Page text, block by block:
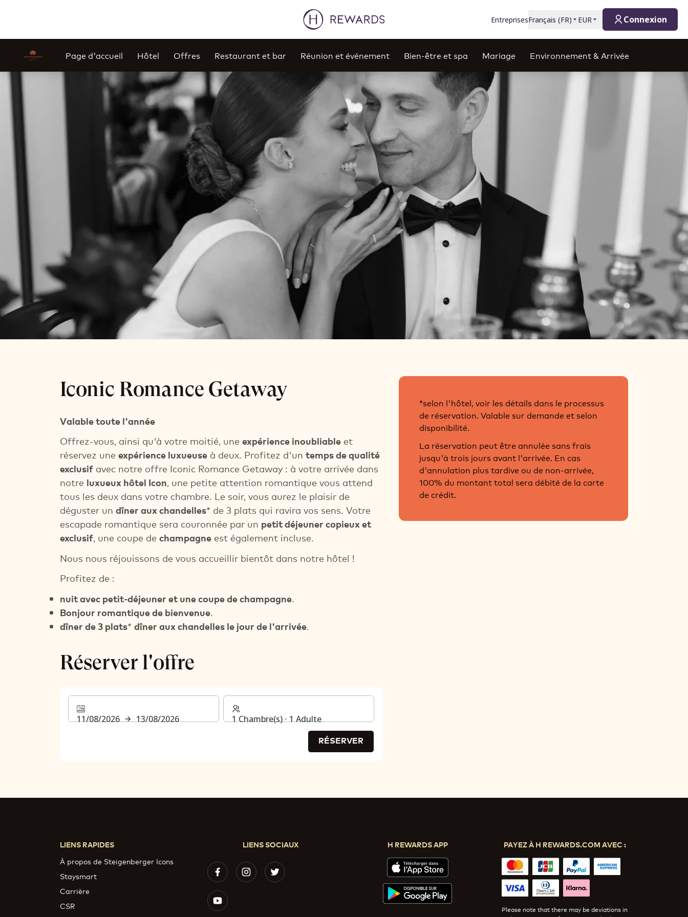
EntreprisesFrançais (FR) EUR Connexion
Page d'accueil Hôtel Offres Restaurant et bar Réunion et événement Bien-être et spa Mariage Environnement & Arrivée
Diapositive 1 de 1
Nuit avec petit déjeuner
Iconic Romance Getaway
Valable toute l'année
Offrez-vous, ainsi qu'à votre moitié, une expérience inoubliable et
réservez une expérience luxueuse à deux. Profitez d'un temps de qualité
exclusif avec notre offre Iconic Romance Getaway : à votre arrivée dans
notre luxueux hôtel Icon, une petite attention romantique vous attend
tous les deux dans votre chambre. Le soir, vous aurez le plaisir de
déguster un dîner aux chandelles* de 3 plats qui ravira vos sens. Votre
escapade romantique sera couronnée par un petit déjeuner copieux et
exclusif, une coupe de champagne est également incluse.
Nous nous réjouissons de vous accueillir bientôt dans notre hôtel !
Profitez de :
nuit avec petit-déjeuner et une coupe de champagne.
Bonjour romantique de bienvenue.
dîner de 3 plats* dîner aux chandelles le jour de l'arrivée.
Réserver l'offre
11/08/2026 13/08/2026
1 Chambre(s) ⋅ 1 Adulte
RÉSERVER
*selon l'hôtel, voir les détails dans le processus
de réservation. Valable sur demande et selon
disponibilité.
La réservation peut être annulée sans frais
jusqu'à trois jours avant l'arrivée. En cas
d'annulation plus tardive ou de non-arrivée,
100% du montant total sera débité de la carte
de crédit.
LIENS RAPIDES
À propos de Steigenberger Icons
Staysmart
Carrière
CSR
LIENS SOCIAUX H REWARDS APP PAYEZ À H REWARDS.COM AVEC :
Please note that there may be deviations in